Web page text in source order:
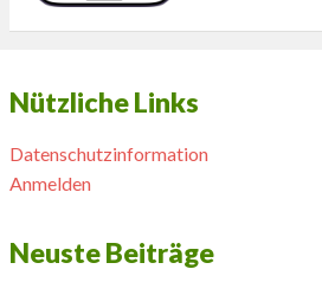
Nützliche Links
Datenschutzinformation
Anmelden
Neuste Beiträge